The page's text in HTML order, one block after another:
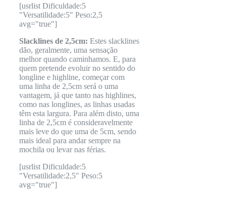
[usrlist Dificuldade:5
"Versatilidade:5" Peso:2,5
avg="true"]
Slacklines de 2,5cm: Estes slacklines
dão, geralmente, uma sensação
melhor quando caminhamos. E, para
quem pretende evoluir no sentido do
longline e highline, começar com
uma linha de 2,5cm será o uma
vantagem, já que tanto nas highlines,
como nas longlines, as linhas usadas
têm esta largura. Para além disto, uma
linha de 2,5cm é consideravelmente
mais leve do que uma de 5cm, sendo
mais ideal para andar sempre na
mochila ou levar nas férias.
[usrlist Dificuldade:5
"Versatilidade:2,5" Peso:5
avg="true"]